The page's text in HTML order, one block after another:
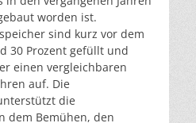
worden ist.
sind kurz vor dem
30 Prozent gefüllt und
einen vergleichbaren
auf. Die
die
dem Bemühen, den